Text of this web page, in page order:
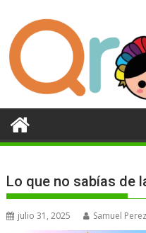
contenido
Lo que no sabías de
julio 31, 2025 Samuel